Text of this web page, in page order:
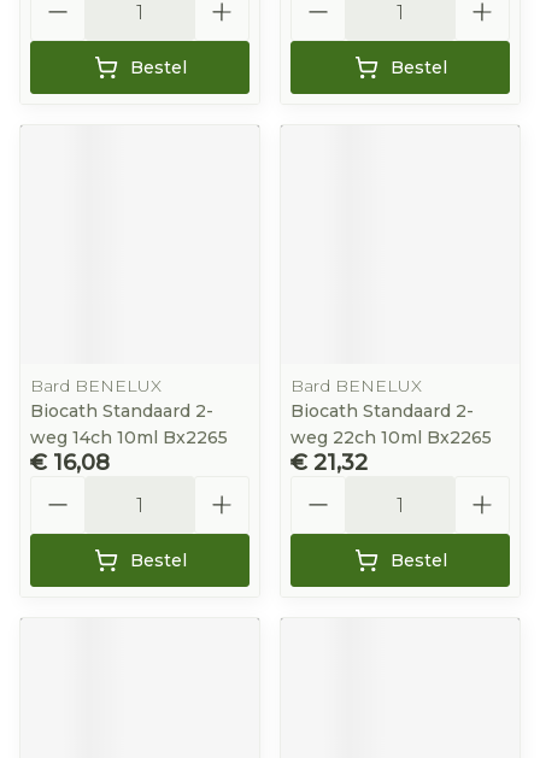
Bestel Bestel
Bard BENELUX
Biocath Standaard 2-
weg 14ch 10ml Bx2265
€ 16,08
Bestel
Bard BENELUX
Biocath Standaard 2-
weg 22ch 10ml Bx2265
€ 21,32
Bestel